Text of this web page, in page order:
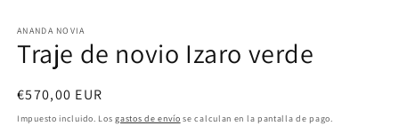
multimedia
1
modal
ANANDA NOVIA
Traje de novio Izaro verde
Precio
habitual
€570,00 EUR
Impuesto incluido. Losgastos de envío se calculan en la pantalla de pago.